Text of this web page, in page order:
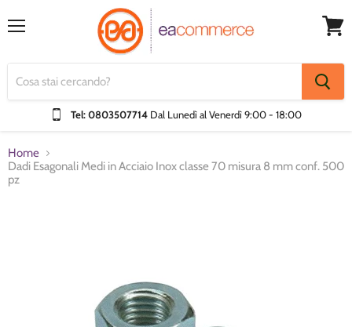
Tel: 0803507714 Dal Lunedì al Venerdì9:00 - 18:00
Home
Dadi Esagonali Medi in Acciaio Inox classe 70 misura 8 mm conf. 500
pz